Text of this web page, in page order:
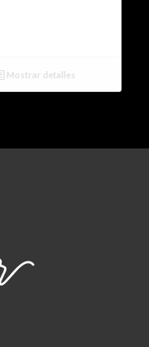
Mostrar detalles